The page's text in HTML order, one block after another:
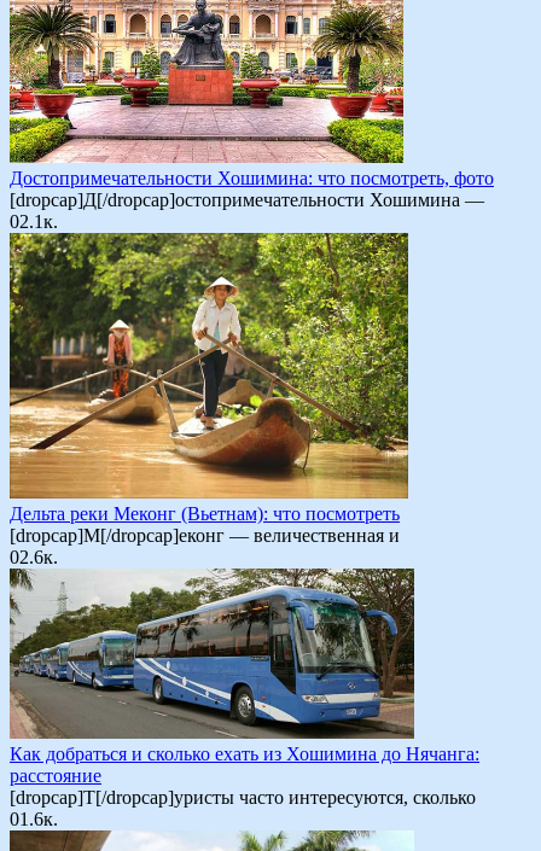
Достопримечательности Хошимина: что посмотреть, фото
[dropcap]Д[/dropcap]остопримечательности Хошимина —
02.1к.
Дельта реки Меконг (Вьетнам): что посмотреть
[dropcap]М[/dropcap]еконг — величественная и
02.6к.
Как добраться и сколько ехать из Хошимина до Нячанга:
расстояние
[dropcap]Т[/dropcap]уристы часто интересуются, сколько
01.6к.